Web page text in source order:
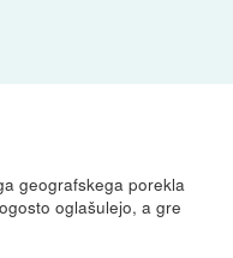
geografskega porekla
oglašulejo, a gre